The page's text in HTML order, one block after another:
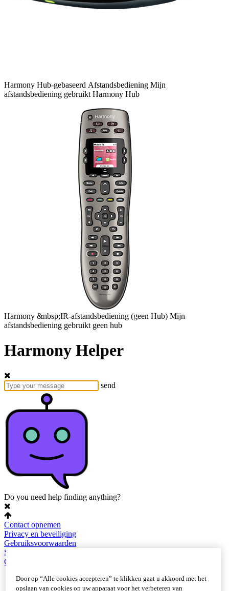
Harmony Hub-gebaseerd Afstandsbediening Mijn
afstandsbediening gebruikt Harmony Hub
Harmony &nbsp;IR-afstandsbediening (geen Hub) Mijn
afstandsbediening gebruikt geen hub
Harmony Helper
send
Do you need help finding anything?
Contact opnemen
Privacy en beveiliging
Gebruiksvoorwaarden
Sitemap
Cookie-instellingen
Door op “Alle cookies accepteren” te klikken gaat u akkoord met het
opslaan van cookies op uw apparaat voor het verbeteren van